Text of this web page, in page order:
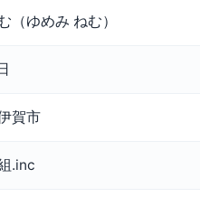
（ゆめみ ねむ）
賀市
.inc